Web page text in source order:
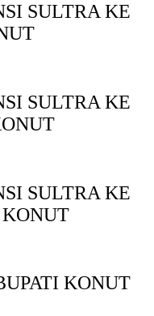
SULTRA KE
SULTRA KE
SULTRA KE
KONUT